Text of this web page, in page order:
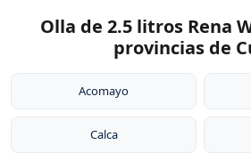
Olla de 2.5 litros Rena
provincias de
Acomayo
Calca